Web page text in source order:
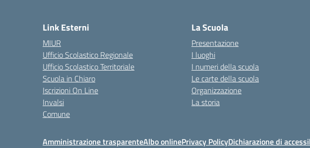
Link Esterni
MIUR
Ufficio Scolastico Regionale
Ufficio Scolastico Territoriale
Scuola in Chiaro
Iscrizioni On Line
Invalsi
Comune
La Scuola
Presentazione
I luoghi
I numeri della scuola
Le carte della scuola
Organizzazione
La storia
Amministrazione trasparenteAlbo onlinePrivacy PolicyDichiarazione di